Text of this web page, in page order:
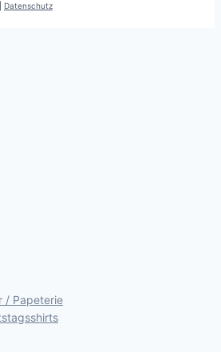
Datenschutz
/ Papeterie